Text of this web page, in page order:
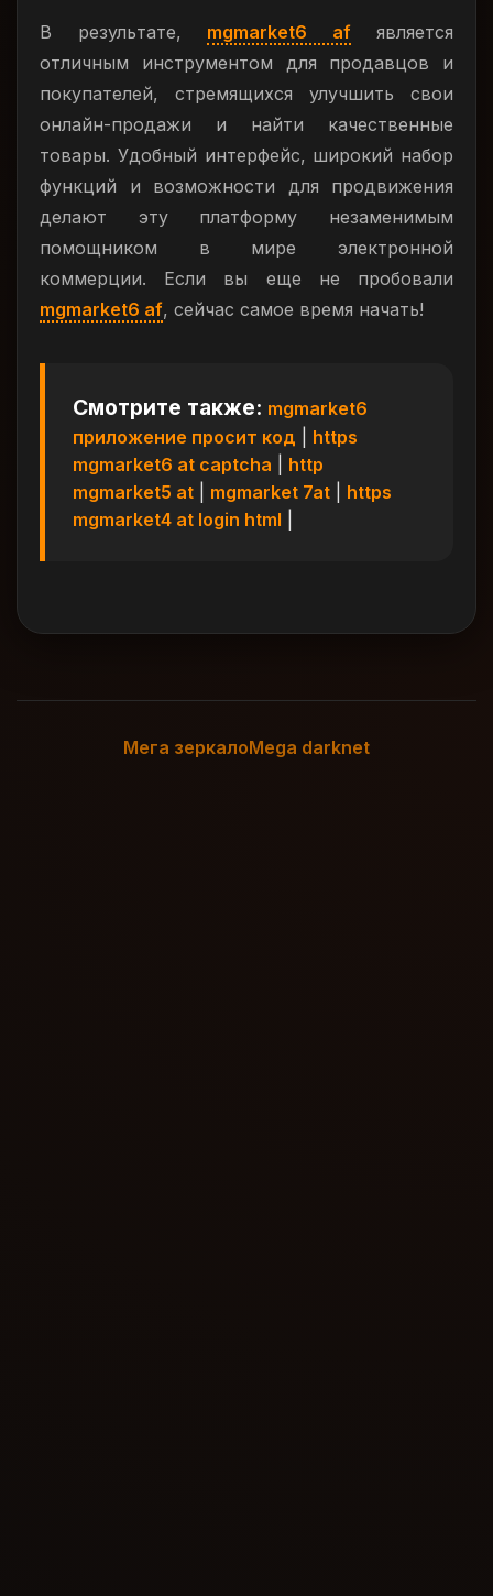
В результате, mgmarket6 afявляется
отличным инструментом для продавцов и
покупателей, стремящихся улучшить свои
онлайн-продажи и найти качественные
товары. Удобный интерфейс, широкий набор
функций и возможности для продвижения
делают эту платформу незаменимым
помощником в мире электронной
коммерции. Если вы еще не пробовали
mgmarket6 af, сейчас самое время начать!
Смотрите также: mgmarket6
приложение просит код
https
mgmarket6 at captcha
http
mgmarket5 at
mgmarket 7at
https
mgmarket4 at login html
Мега зеркалоMega darknet